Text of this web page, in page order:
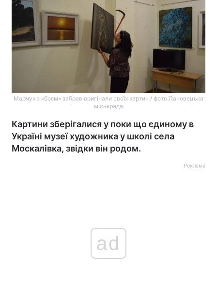
Марчук з «боєм» забрав оригінали своїх картин / фото Лановецька
міськрада
Картини зберігалися у поки що єдиному в
Україні музеї художника у школі села
Москалівка, звідки він родом.
Реклама
ad